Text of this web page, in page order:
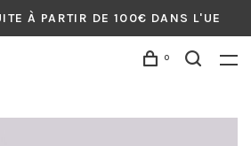
À PARTIR DE 100€ DANS L'UE
0